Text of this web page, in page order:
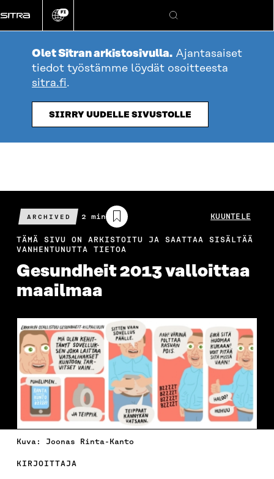
suoraan
sisältöön
Vaihda
kieli
FI
Hae
Olet Sitran arkistosivulla. Ajantasaiset
tiedot työstämme löydät osoitteesta
sitra.fi.
SIIRRY UUDELLE SIVUSTOLLE
ARCHIVED
Arvioitu
lukuaika
2 min KUUNTELE
TÄMÄ SIVU ON ARKISTOITU JA SAATTAA SISÄLTÄÄ
VANHENTUNUTTA TIETOA
Gesundheit 2013 valloittaa
maailmaa
Kuva: Joonas Rinta-Kanto
KIRJOITTAJA